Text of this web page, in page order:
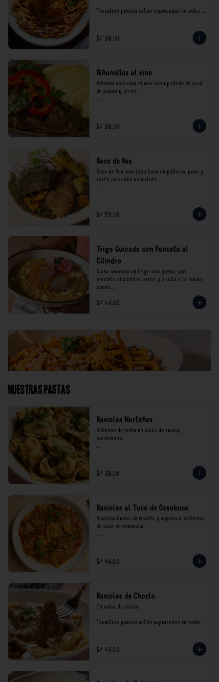
*Nuestros precios están expresados en soles e
S/ 39.00
Riñoncitos al vino
Riñones saltados al wok acompañado de puré
de papas y arroz.
consumo.
S/ 39.00
Seco de Res
Seco de Res, con tacu tacu de pallares, yuca y
sarza de criolla encurtida.
consumo.
S/ 59.00
Trigo Guisado con Panceta al
Cilindro
Guiso cremoso de trigo con queso, con
panceta al cilindro, arroz y criolla a la hierba
buena.
*Nuestros precios están expresados en soles e
S/ 46.00
Nuestras Pastas
Ravioles Norteños
Rellenos de loche en salsa de seco y
parmesano.
consumo.
S/ 39.00
Ravioles al Tuco de Ossobuco
Ravioles llenos de ricotta y espinaca bañados
de tuco de ossobuco.
consumo.
S/ 46.00
Ravioles de Choclo
En salsa de asado.
*Nuestros precios están expresados en soles e
S/ 46.00